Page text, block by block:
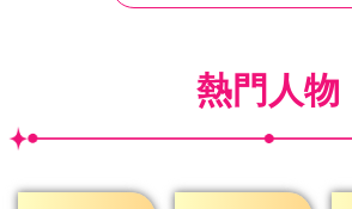
熱門人物